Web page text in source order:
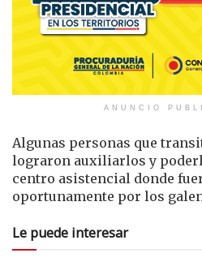
ANUNCIO
Algunas personas que
lograron auxiliarlos y
centro asistencial donde
oportunamente por los
Le puede interesar